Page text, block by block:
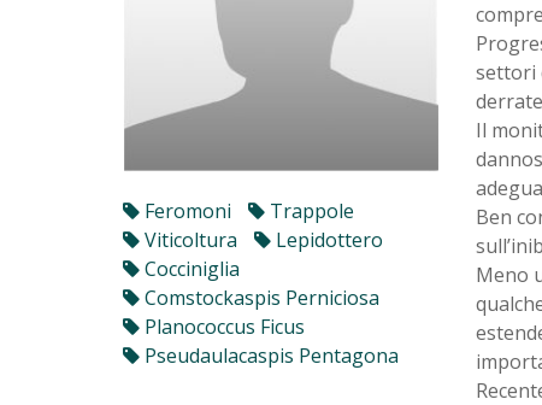
Feromoni
Trappole
Viticoltura
Lepidottero
Cocciniglia
Comstockaspis Perniciosa
Planococcus Ficus
Pseudaulacaspis Pentagona
settori
Il
Ben
Meno